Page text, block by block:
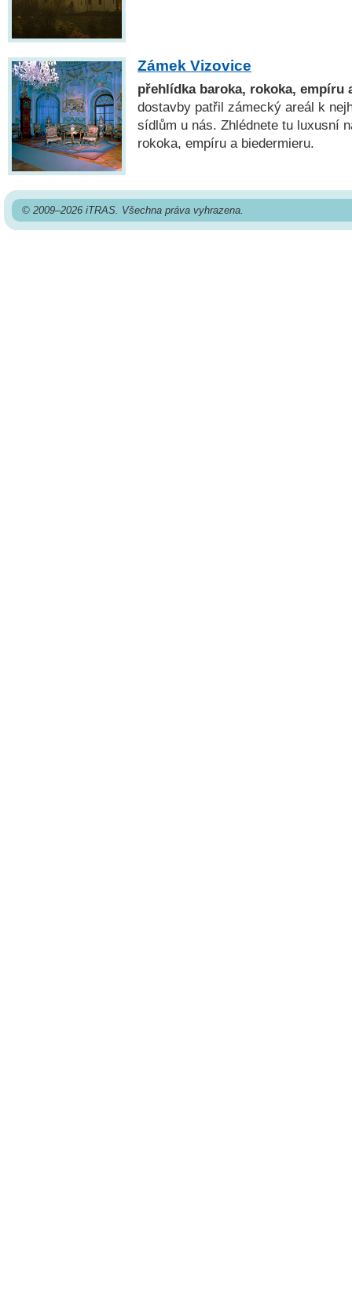
Zámek Vizovice
přehlídka baroka, rokoka, empíru
dostavby patřil zámecký areál k
sídlům u nás. Zhlédnete tu luxusní
rokoka, empíru a biedermieru.
© 2009–2026 iTRAS. Všechna práva vyhrazena.